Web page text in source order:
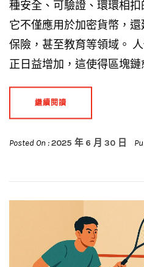
種安全、可驗證、環環相扣
它不僅應用於加密貨幣，
保險，甚至教育等領域。
正日益增加，這使得區塊鏈
繼續閱讀
Posted On :2025 年 6 月 30 日